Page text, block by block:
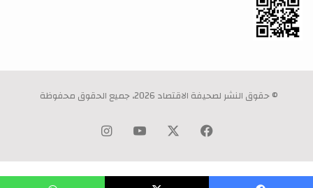
© حقوق النشر لصحيفة الاقتصاد 2026، جميع الحقوق محفوظة
فيسبوك ‫YouTube